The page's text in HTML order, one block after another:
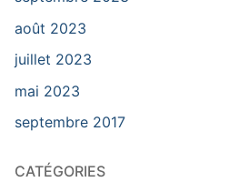
août 2023
juillet 2023
mai 2023
septembre 2017
CATÉGORIES